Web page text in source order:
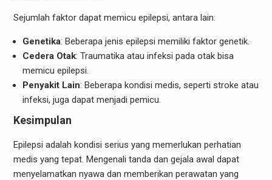
Sejumlah faktor dapat memicu epilepsi, antara lain:
Genetika: Beberapa jenis epilepsi memiliki faktor genetik.
Cedera Otak: Traumatika atau infeksi pada otak bisa
memicu epilepsi.
Penyakit Lain: Beberapa kondisi medis, seperti stroke atau
infeksi, juga dapat menjadi pemicu.
Kesimpulan
Epilepsi adalah kondisi serius yang memerlukan perhatian
medis yang tepat. Mengenali tanda dan gejala awal dapat
menyelamatkan nyawa dan memberikan perawatan yang